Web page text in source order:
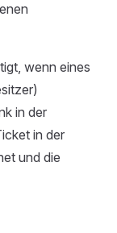
wenn eines
in der
in der
und die